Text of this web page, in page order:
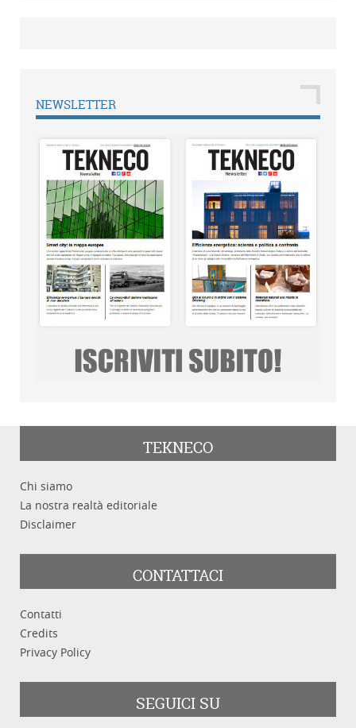
NEWSLETTER
TEKNECO
Chi siamo
La nostra realtà editoriale
Disclaimer
CONTATTACI
Contatti
Credits
Privacy Policy
SEGUICI SU